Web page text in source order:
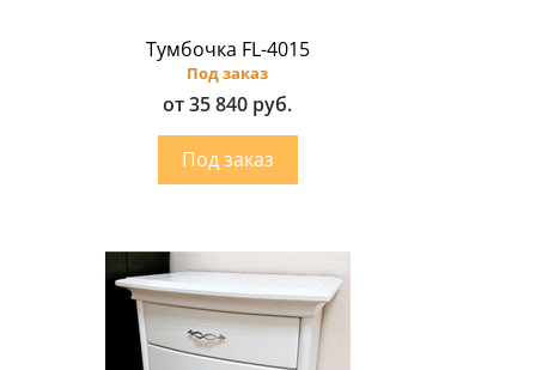
Тумбочка FL-4015
Под заказ
от 35 840 руб.